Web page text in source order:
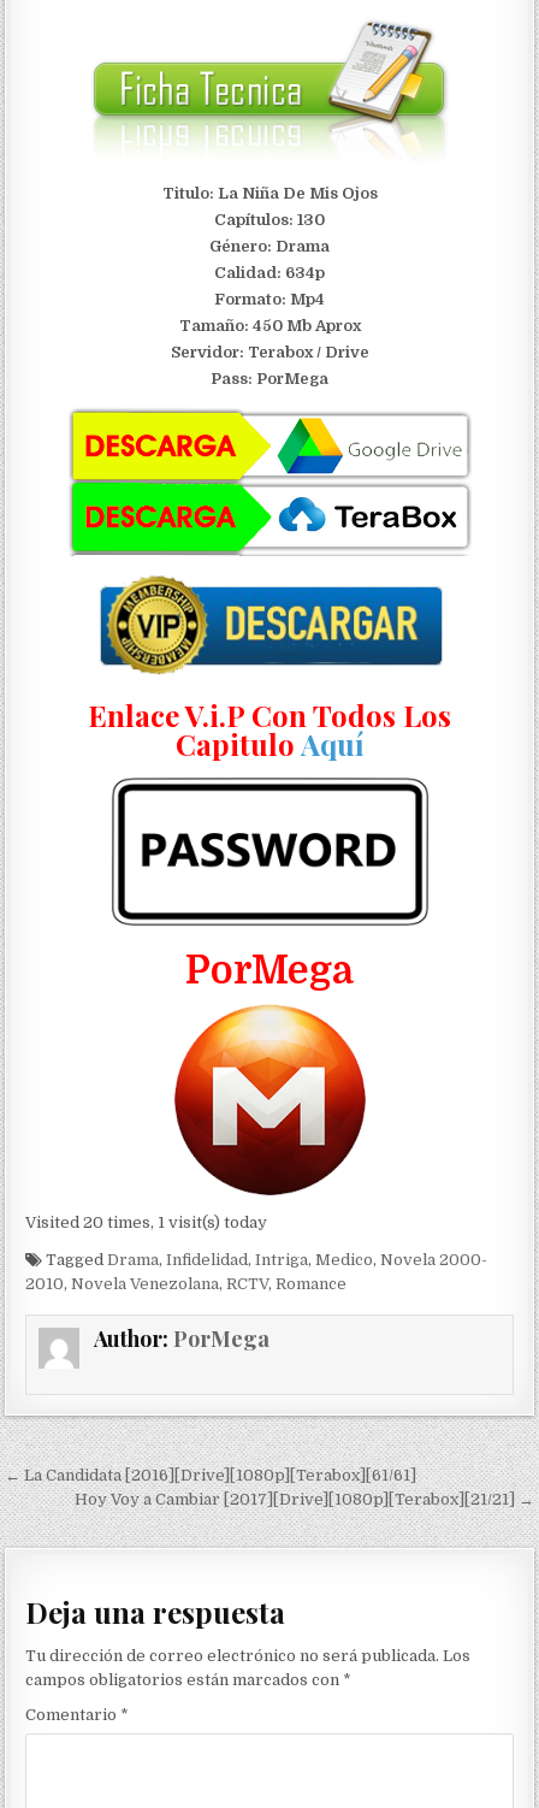
Titulo: La Niña De Mis Ojos
Capítulos: 130
Género: Drama
Calidad: 634p
Formato: Mp4
Tamaño: 450 Mb Aprox
Servidor: Terabox / Drive
Pass: PorMega
Enlace V.i.P Con Todos Los
CapituloAquí
PorMega
Visited 20 times, 1 visit(s) today
TaggedDrama,Infidelidad ,Intriga,Medico,Novela 2000-
2010,Novela Venezolana,RCTV,Romance
Author: PorMega
Navegación de entradas
← La Candidata [2016][Drive][1080p][Terabox][61/61]
Hoy Voy a Cambiar [2017][Drive][1080p][Terabox][21/21] →
Deja una respuesta
Tu dirección de correo electrónico no será publicada. Los
campos obligatorios están marcados con *
Comentario *